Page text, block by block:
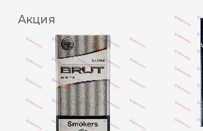
Акция